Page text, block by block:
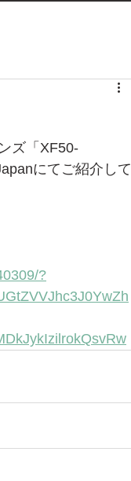
ズ「XF50-
にてご紹介して
?